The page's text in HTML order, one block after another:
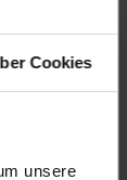
Cookies
unsere